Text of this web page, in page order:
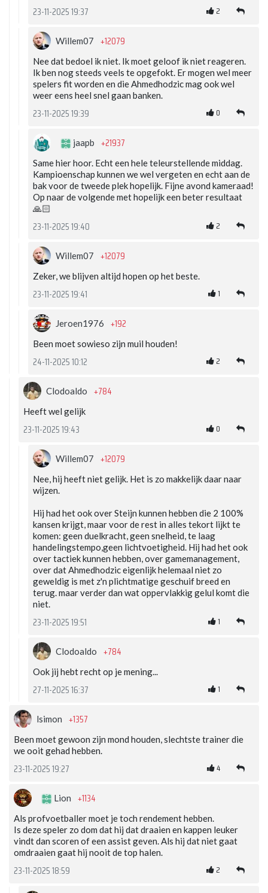
23-11-2025 19:37 2
Willem07 +12079
Nee dat bedoel ik niet. Ik moet geloof ik niet reageren.
Ik ben nog steeds veels te opgefokt. Er mogen wel meer
spelers fit worden en die Ahmedhodzic mag ook wel
weer eens heel snel gaan banken.
23-11-2025 19:39 0
jaapb +21937
Same hier hoor. Echt een hele teleurstellende middag.
Kampioenschap kunnen we wel vergeten en echt aan de
bak voor de tweede plek hopelijk. Fijne avond kameraad!
Op naar de volgende met hopelijk een beter resultaat
🙏🏻
23-11-2025 19:40 2
Willem07 +12079
Zeker, we blijven altijd hopen op het beste.
23-11-2025 19:41 1
Jeroen1976 +192
Been moet sowieso zijn muil houden!
24-11-2025 10:12 2
Clodoaldo +784
Heeft wel gelijk
23-11-2025 19:43 0
Willem07 +12079
Nee, hij heeft niet gelijk. Het is zo makkelijk daar naar
wijzen.
Hij had het ook over Steijn kunnen hebben die 2 100%
kansen krijgt, maar voor de rest in alles tekort lijkt te
komen: geen duelkracht, geen snelheid, te laag
handelingstempo,geen lichtvoetigheid. Hij had het ook
over tactiek kunnen hebben, over gamemanagement,
over dat Ahmedhodzic eigenlijk helemaal niet zo
geweldig is met z'n plichtmatige geschuif breed en
terug. maar verder dan wat oppervlakkig gelul komt die
niet.
23-11-2025 19:51 1
Clodoaldo +784
Ook jij hebt recht op je mening...
27-11-2025 16:37 1
lsimon +1357
Been moet gewoon zijn mond houden, slechtste trainer die
we ooit gehad hebben.
23-11-2025 19:27 4
Lion +1134
Als profvoetballer moet je toch rendement hebben.
Is deze speler zo dom dat hij dat draaien en kappen leuker
vindt dan scoren of een assist geven. Als hij dat niet gaat
omdraaien gaat hij nooit de top halen.
23-11-2025 18:59 2